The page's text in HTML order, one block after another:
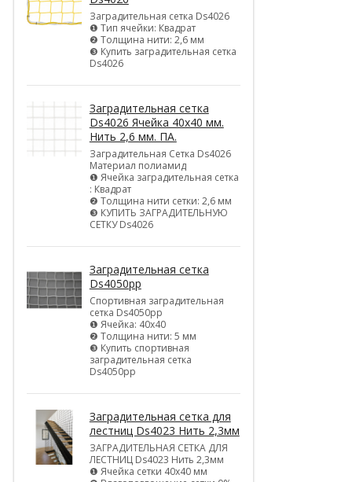
Заградительная сетка Ds4026
❶ Тип ячейки: Квадрат
❷ Толщина нити: 2,6 мм
❸ Купить заградительная сетка
Ds4026
Заградительная сетка
Ds4026 Ячейка 40х40 мм.
Нить 2,6 мм. ПА.
Заградительная Сетка Ds4026
Материал полиамид
❶ Ячейка заградительная сетка
: Квадрат
❷ Толщина нити сетки: 2,6 мм
❸ КУПИТЬ ЗАГРАДИТЕЛЬНУЮ
СЕТКУ Ds4026
Заградительная сетка
Ds4050pp
Спортивная заградительная
сетка Ds4050pp
❶ Ячейка: 40х40
❷ Толщина нити: 5 мм
❸ Купить спортивная
заградительная сетка
Ds4050pp
Заградительная сетка для
лестниц Ds4023 Нить 2,3мм
ЗАГРАДИТЕЛЬНАЯ СЕТКА ДЛЯ
ЛЕСТНИЦ Ds4023 Нить 2,3мм
❶ Ячейка сетки 40х40 мм